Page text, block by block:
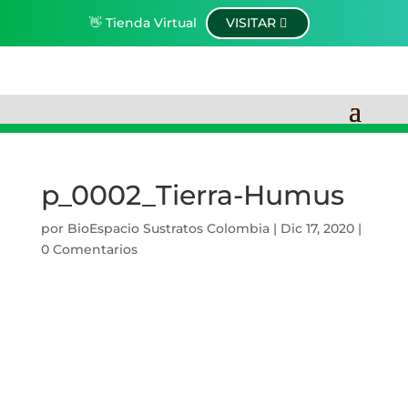
👋 Tienda Virtual VISITAR
p_0002_Tierra-Humus
por BioEspacio Sustratos Colombia| Dic 17, 2020|
0 Comentarios